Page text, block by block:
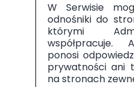
W Serwisie
odnośniki do
którymi
współpracuje.
ponosi
prywatności ani
na stronach